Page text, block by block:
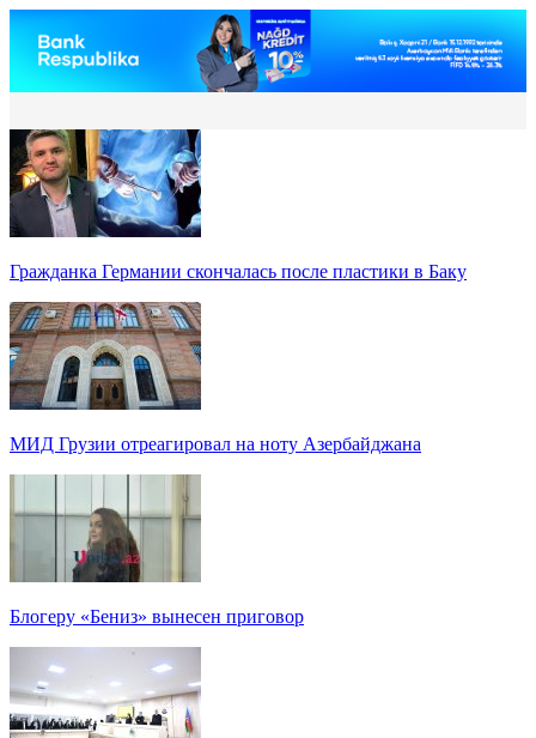
Гражданка Германии скончалась после пластики в Баку
МИД Грузии отреагировал на ноту Азербайджана
Блогеру «Бениз» вынесен приговор